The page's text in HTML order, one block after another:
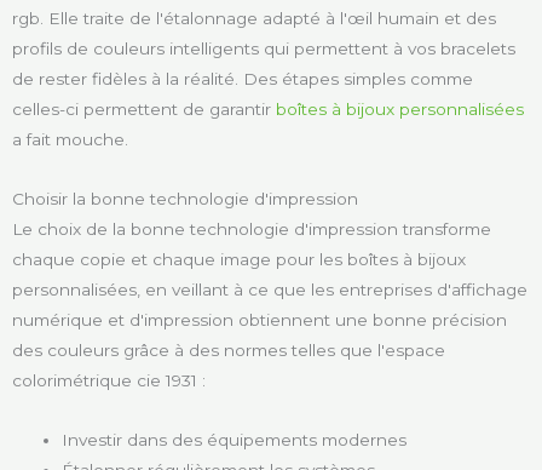
rgb. Elle traite de l'étalonnage adapté à l'œil humain et des
profils de couleurs intelligents qui permettent à vos bracelets
de rester fidèles à la réalité. Des étapes simples comme
celles-ci permettent de garantir boîtes à bijoux personnalisées
a fait mouche.
Choisir la bonne technologie d'impression
Le choix de la bonne technologie d'impression transforme
chaque copie et chaque image pour les boîtes à bijoux
personnalisées, en veillant à ce que les entreprises d'affichage
numérique et d'impression obtiennent une bonne précision
des couleurs grâce à des normes telles que l'espace
colorimétrique cie 1931 :
Investir dans des équipements modernes